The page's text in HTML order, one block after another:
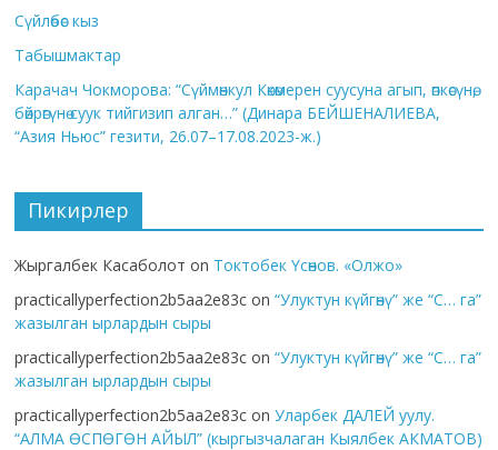
Сүйлөбөс кыз
Табышмактар
Карачач Чокморова: “Сүймөнкул Көкөмерен суусуна агып, өпкөсүнө,
бөйрөгүнө суук тийгизип алган…” (Динара БЕЙШЕНАЛИЕВА,
“Азия Ньюс” гезити, 26.07–17.08.2023-ж.)
Пикирлер
Жыргалбек Касаболот on Токтобек Үсөнов. «Олжо»
practicallyperfection2b5aa2e83c on“Улуктун күйгөнү” же “С… га”
жазылган ырлардын сыры
practicallyperfection2b5aa2e83c on“Улуктун күйгөнү” же “С… га”
жазылган ырлардын сыры
practicallyperfection2b5aa2e83c onУларбек ДАЛЕЙ уулу.
“АЛМА ӨСПӨГӨН АЙЫЛ” (кыргызчалаган Кыялбек АКМАТОВ)